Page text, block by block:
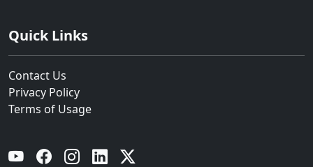
Quick Links
Contact Us
Privacy Policy
Terms of Usage
YouTube Facebook Instagram Linkedin